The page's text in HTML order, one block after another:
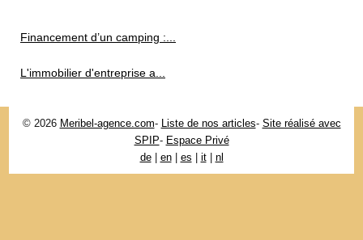
Financement d’un camping :...
L'immobilier d'entreprise a...
© 2026 Meribel-agence.com- Liste de nos articles- Site réalisé avec
SPIP- Espace Privé
de| en| es it| nl